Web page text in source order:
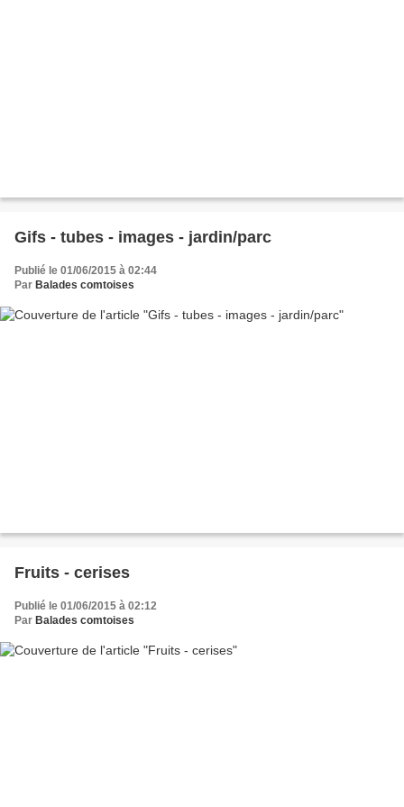
Gifs - tubes - images - jardin/parc
Publié le 01/06/2015 à 02:44
Par Balades comtoises
Fruits - cerises
Publié le 01/06/2015 à 02:12
Par Balades comtoises